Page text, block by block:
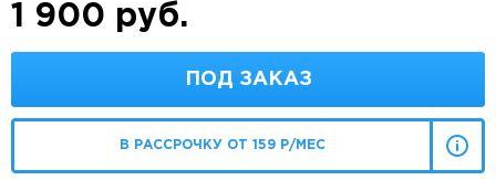
1 900 руб.
ПОД ЗАКАЗ
В РАССРОЧКУ ОТ 159 Р/МЕС